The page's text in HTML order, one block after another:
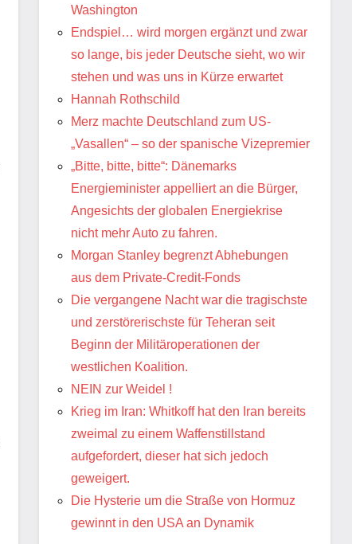
Washington
Endspiel… wird morgen ergänzt und zwar
so lange, bis jeder Deutsche sieht, wo wir
stehen und was uns in Kürze erwartet
Hannah Rothschild
Merz machte Deutschland zum US-
„Vasallen“ – so der spanische Vizepremier
„Bitte, bitte, bitte“: Dänemarks
Energieminister appelliert an die Bürger,
Angesichts der globalen Energiekrise
nicht mehr Auto zu fahren.
Morgan Stanley begrenzt Abhebungen
aus dem Private-Credit-Fonds
Die vergangene Nacht war die tragischste
und zerstörerischste für Teheran seit
Beginn der Militäroperationen der
westlichen Koalition.
NEIN zur Weidel !
Krieg im Iran: Whitkoff hat den Iran bereits
zweimal zu einem Waffenstillstand
aufgefordert, dieser hat sich jedoch
geweigert.
Die Hysterie um die Straße von Hormuz
gewinnt in den USA an Dynamik